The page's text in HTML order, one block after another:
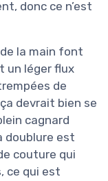
donc ce n’est
la main font
un léger flux
de
devrait bien se
cagnard
doublure est
couture qui
ce qui est